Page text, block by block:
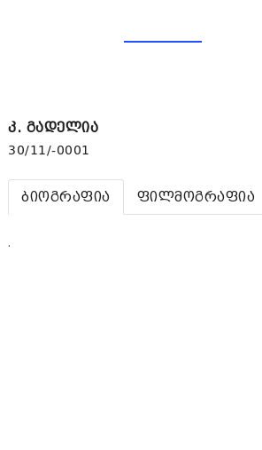
კ. გადელია
30/11/-0001
ბიოგრაფია ფილმოგრაფია
.